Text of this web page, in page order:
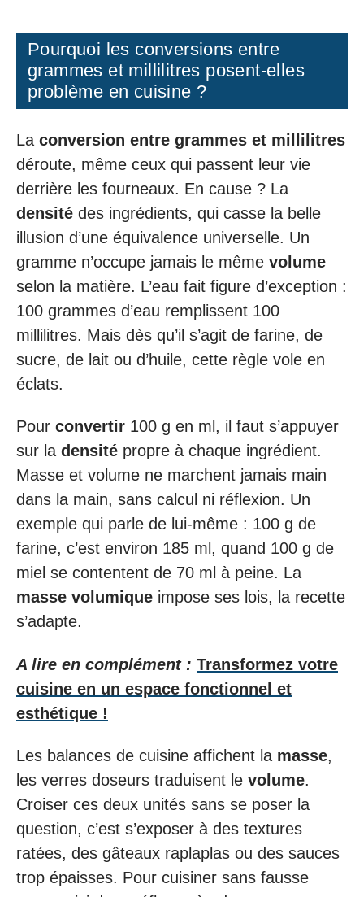
Pourquoi les conversions entre
grammes et millilitres posent-elles
problème en cuisine ?
La conversion entre grammes et millilitres
déroute, même ceux qui passent leur vie
derrière les fourneaux. En cause ? La
densité des ingrédients, qui casse la belle
illusion d’une équivalence universelle. Un
gramme n’occupe jamais le même volume
selon la matière. L’eau fait figure d’exception :
100 grammes d’eau remplissent 100
millilitres. Mais dès qu’il s’agit de farine, de
sucre, de lait ou d’huile, cette règle vole en
éclats.
Pour convertir 100 g en ml, il faut s’appuyer
sur la densité propre à chaque ingrédient.
Masse et volume ne marchent jamais main
dans la main, sans calcul ni réflexion. Un
exemple qui parle de lui-même : 100 g de
farine, c’est environ 185 ml, quand 100 g de
miel se contentent de 70 ml à peine. La
masse volumique impose ses lois, la recette
s’adapte.
A lire en complément : Transformez votre
cuisine en un espace fonctionnel et
esthétique !
Les balances de cuisine affichent la masse,
les verres doseurs traduisent le volume.
Croiser ces deux unités sans se poser la
question, c’est s’exposer à des textures
ratées, des gâteaux raplaplas ou des sauces
trop épaisses. Pour cuisiner sans fausse